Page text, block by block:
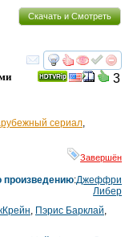
Скачать и Смотреть
смотреть
3
сериал,
Завершён
произведению:Джеффри
Либер
, Пэрис Барклай,